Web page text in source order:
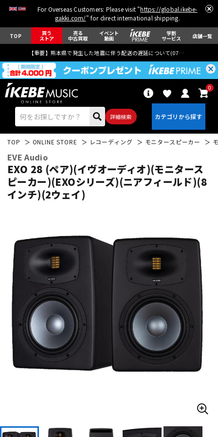
For Overseas Customers: Please visit "https://global.ikebe-
gakki.com/" for direct international shipping.
TOP 買う
ストア
売る
中古買取
イベント
動画
学割
サービス 店舗一覧
【重要】熊本県で発生した地震に伴う配送の遅延について(07月29日
詳細検索
0
エレキギター
ドラム パーカッション
キーボード 電子ピアノ
その他楽器
エフェクター
TOP ONLINE STORE レコーディング モニタースピーカー
EVE Audio
EXO 28 (ペア)(イヴオーディオ)(モニタース
ピーカー)(EXOシリーズ)(ニアフィールド)(8
インチ)(2ウェイ)